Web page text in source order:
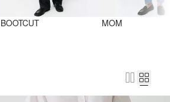
BOOTCUT MOM